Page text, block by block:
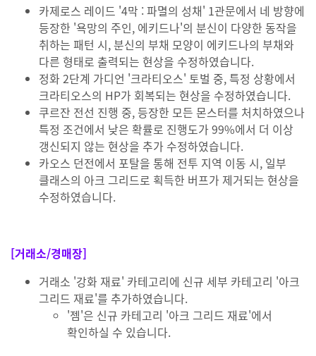
카제로스 레이드 '4막 : 파멸의 성채' 1관문에서 네 방향에
등장한 '욕망의 주인, 에키드나'의 분신이 다양한 동작을
취하는 패턴 시, 분신의 부채 모양이 에키드나의 부채와
다른 형태로 출력되는 현상을 수정하였습니다.
정화 2단계 가디언 '크라티오스' 토벌 중, 특정 상황에서
크라티오스의 HP가 회복되는 현상을 수정하였습니다.
쿠르잔 전선 진행 중, 등장한 모든 몬스터를 처치하였으나
특정 조건에서 낮은 확률로 진행도가 99%에서 더 이상
갱신되지 않는 현상을 추가 수정하였습니다.
카오스 던전에서 포탈을 통해 전투 지역 이동 시, 일부
클래스의 아크 그리드로 획득한 버프가 제거되는 현상을
수정하였습니다.
[거래소/경매장]
거래소 '강화 재료' 카테고리에 신규 세부 카테고리 '아크
그리드 재료'를 추가하였습니다.
'젬'은 신규 카테고리 '아크 그리드 재료'에서
확인하실 수 있습니다.